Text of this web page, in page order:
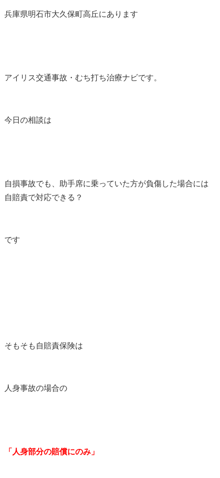
兵庫県明石市大久保町高丘にあります
アイリス交通事故・むち打ち治療ナビです。
今日の相談は
自損事故でも、助手席に乗っていた方が負傷した場合には
自賠責で対応できる？
です
そもそも自賠責保険は
人身事故の場合の
「人身部分の賠償にのみ」